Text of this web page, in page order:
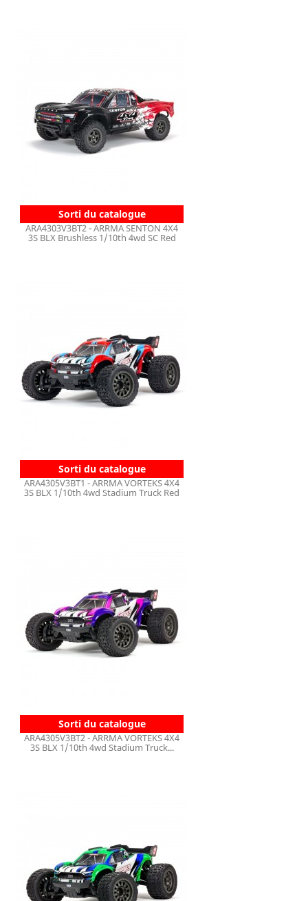
Sorti du catalogue
ARA4303V3BT2 - ARRMA SENTON 4X4
3S BLX Brushless 1/10th 4wd SC Red
Sorti du catalogue
ARA4305V3BT1 - ARRMA VORTEKS 4X4
3S BLX 1/10th 4wd Stadium Truck Red
Sorti du catalogue
ARA4305V3BT2 - ARRMA VORTEKS 4X4
3S BLX 1/10th 4wd Stadium Truck...